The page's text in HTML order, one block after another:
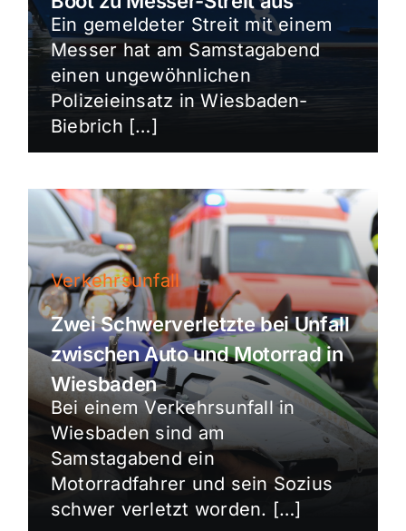
Ein gemeldeter Streit mit einem
Messer hat am Samstagabend
einen ungewöhnlichen
Polizeieinsatz in Wiesbaden-
Biebrich […]
Verkehrsunfall
Zwei Schwerverletzte bei Unfall
zwischen Auto und Motorrad in
Wiesbaden
Bei einem Verkehrsunfall in
Wiesbaden sind am
Samstagabend ein
Motorradfahrer und sein Sozius
schwer verletzt worden. […]